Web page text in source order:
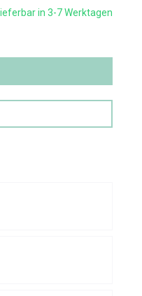
lieferbar in 3-7 Werktagen